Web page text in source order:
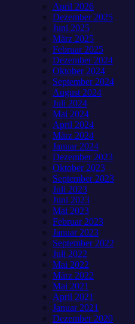
April 2026
Dezember 2025
Juni 2025
März 2025
Februar 2025
Dezember 2024
Oktober 2024
September 2024
August 2024
Juli 2024
Mai 2024
April 2024
März 2024
Januar 2024
Dezember 2023
Oktober 2023
September 2023
Juli 2023
Juni 2023
Mai 2023
Februar 2023
Januar 2023
September 2022
Juli 2022
Mai 2022
März 2022
Mai 2021
April 2021
Januar 2021
Dezember 2020